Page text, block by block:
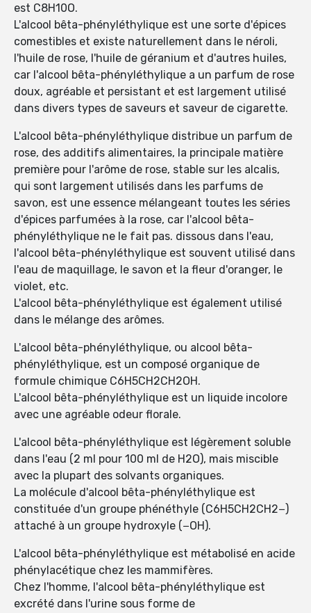
est C8H10O.
L'alcool bêta-phényléthylique est une sorte d'épices
comestibles et existe naturellement dans le néroli,
l'huile de rose, l'huile de géranium et d'autres huiles,
car l'alcool bêta-phényléthylique a un parfum de rose
doux, agréable et persistant et est largement utilisé
dans divers types de saveurs et saveur de cigarette.
L'alcool bêta-phényléthylique distribue un parfum de
rose, des additifs alimentaires, la principale matière
première pour l'arôme de rose, stable sur les alcalis,
qui sont largement utilisés dans les parfums de
savon, est une essence mélangeant toutes les séries
d'épices parfumées à la rose, car l'alcool bêta-
phényléthylique ne le fait pas. dissous dans l'eau,
l'alcool bêta-phényléthylique est souvent utilisé dans
l'eau de maquillage, le savon et la fleur d'oranger, le
violet, etc.
L'alcool bêta-phényléthylique est également utilisé
dans le mélange des arômes.
L'alcool bêta-phényléthylique, ou alcool bêta-
phényléthylique, est un composé organique de
formule chimique C6H5CH2CH2OH.
L'alcool bêta-phényléthylique est un liquide incolore
avec une agréable odeur florale.
L'alcool bêta-phényléthylique est légèrement soluble
dans l'eau (2 ml pour 100 ml de H2O), mais miscible
avec la plupart des solvants organiques.
La molécule d'alcool bêta-phényléthylique est
constituée d'un groupe phénéthyle (C6H5CH2CH2−)
attaché à un groupe hydroxyle (−OH).
L'alcool bêta-phényléthylique est métabolisé en acide
phénylacétique chez les mammifères.
Chez l'homme, l'alcool bêta-phényléthylique est
excrété dans l'urine sous forme de